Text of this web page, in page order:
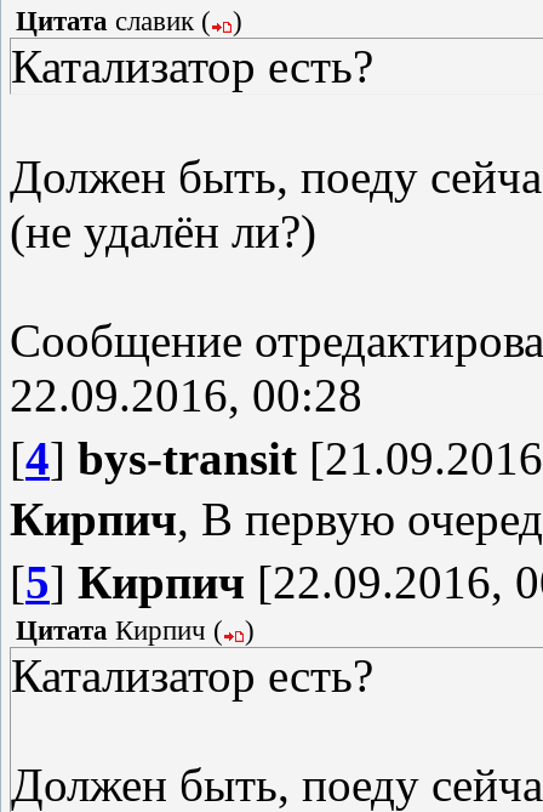
Цитата славик( )
Катализатор есть?
Должен быть, поеду
(не удалён ли?)
Сообщение
22.09.2016, 00:28
[4] bys-transit
Кирпич, В первую
[5] Кирпич [22.09.2016,
Цитата Кирпич ( )
Катализатор есть?
Должен быть, поеду